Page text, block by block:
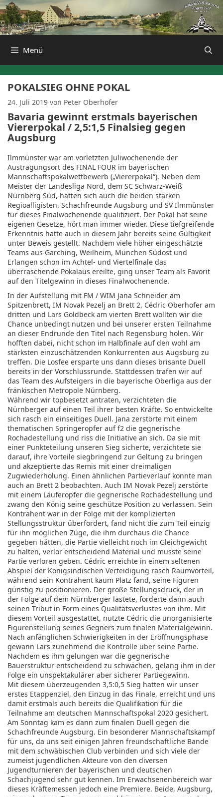
Zum
Inhalt
springen
Menü
POKALSIEG OHNE POKAL
24. Juli 2019 von Peter Oberhofer
Bavaria gewinnt erstmals bayerischen
Viererpokal / 2,5:1,5 Finalsieg gegen
Augsburg
Ilmmünster war am vorletzten Juliwochenende der
Austragungsort des FINAL FOUR im bayerischen
Mannschaftspokalwettbewerb („Viererpokal“). Neben dem
Meister der Landesliga Nord, dem SC Schwarz-Weiß
Nürnberg Süd, hatten sich auch die beiden starken
Regioalligisten, Schachfreunde Augsburg und SV Ilmmünster
für dieses Finalwochenende qualifiziert. Der Pokal hat seine
eigenen Gesetze, hört man immer wieder. Diese tiefgreifende
Erkenntnis hatte auch in diesem Jahr bereits seine Gültigkeit
unter Beweis gestellt. Nachdem viele höher eingeschätzte
Teams aus Garching, Weilheim, München Südost und
Erlangen schon im Achtel- und Viertelfinale das
überraschende Pokalaus ereilte, ging unser Team als Favorit
auf den Titelgewinn in dieses Finalwochenende.
In der Aufstellung mit FM / WIM Jana Schneider am
Spitzenbrett, IM Novak Pezelj an Brett 2, Cédric Oberhofer am
dritten und Lars Goldbeck am vierten Brett wollten wir die
Chance unbedingt nutzen und bei unserer ersten Teilnahme
an dieser Endrunde den Titel nach Regensburg holen. Wir
hofften dabei, nicht schon im Halbfinale auf den wohl am
stärksten einzuschätzenden Konkurrenten aus Augsburg zu
treffen. Die Losfee ersparte uns dann dieses brisante Duell
bereits in der Vorschlussrunde. Stattdessen trafen wir auf
das Team des Aufsteigers in die bayerische Oberliga aus der
fränkischen Metropole Nürnberg.
Während wir topbesetzt antraten, verzichteten die
Nürnberger auf einen Teil ihrer besten Kräfte. So entwickelte
sich rasch ein einseitiges Duell. Jana zerstörte mit einem
thematischen Springeropfer auf f2 die gegnerische
Rochadestellung und riss die Initiative an sich. Da sie mit
einer Punkteteilung unseren Sieg sicherte, verzichtete sie
darauf, ihre Vorteile siegbringend zur Geltung zu bringen
und akzeptierte das Remis mit einer dreimaligen
Zugwiederholung. Einen ähnlichen Partieverlauf konnte man
auch an Brett 2 beobachten. Auch IM Novak Pezelj zerstörte
mit einem Läuferopfer die gegnerische Rochadestellung und
zwang den König seine geschütze Position zu verlassen. Sein
Kontrahent war in der Folge mit der komplizierten
Stellungsstruktur überfordert, fand nicht die zum Teil einzig
für ihn möglichen Züge, die ihm durchaus die Chance
gegeben hätten, die Partie vielleicht noch im Gleichgewicht
zu halten, verlor entscheidend Material und musste seine
Partie verloren geben. Cédric erreichte in einem seltenen
Abspiel der Königsindischen Verteidigung rasch Raumvorteil,
während sein Kontrahent kaum Platz fand, seine Figuren
günstig zu positionieren. Der große Stellungsdruck, der in
der Folge auf dem Nürnberger lastete, forderte dann auch
seinen Tribut in Form eines Qualitätsverlustes von ihm. Mit
diesem Vorteil ausgestattet, nutzte Cédric die unorganisierte
Figurenstellung seines Gegners zum finalen Materialgewinn.
Nach anfänglichen Schwierigkeiten in der Eröffnungsphase
gewann Lars zunehmend die Kontrolle über seine Partie.
Nachdem es ihm gelungen war die gegnerische
Bauerstruktur entscheidend zu schwächen, gelang ihm in der
Folge ein unspektakulärer aber sicherer Partiegewinn.
Mit diesem überzeugenden 3,5:0,5 Sieg hatten wir unser
erstes Etappenziel, den Einzug in das Finale, erreicht und uns
damit erstmals auch bereits die Qualifikation für die
Teilnahme am deutschen Mannschaftspokal 2020 gesichert.
Am Sonntag kam es dann zum finalen Duell gegen die
Schachfreunde Augsburg. Ein besonderer Mannschaftskampf
für uns, da uns seit einigen Jahren freundschaftliche Bande
mit dem schwäbischen Club verbinden und sich viele der
zumeist jugendlichen Akteure von den diversen
Jugendturnieren der bayerischen und deutschen
Schachjugend sehr gut kennen. Im Erwachsenenbereich war
dieses Kräftemessen jedoch eine Premiere. Beide, Augsburg,